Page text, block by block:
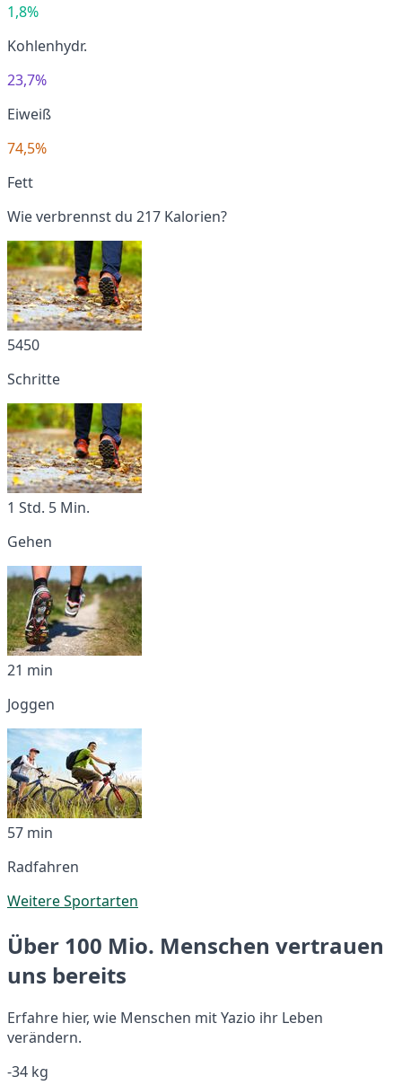
1,8%
Kohlenhydr.
23,7%
Eiweiß
74,5%
Fett
Wie verbrennst du 217 Kalorien?
5450
Schritte
1 Std. 5 Min.
Gehen
21 min
Joggen
57 min
Radfahren
Weitere Sportarten
Über 100 Mio. Menschen vertrauen
uns bereits
Erfahre hier, wie Menschen mit Yazio ihr Leben
verändern.
-34 kg